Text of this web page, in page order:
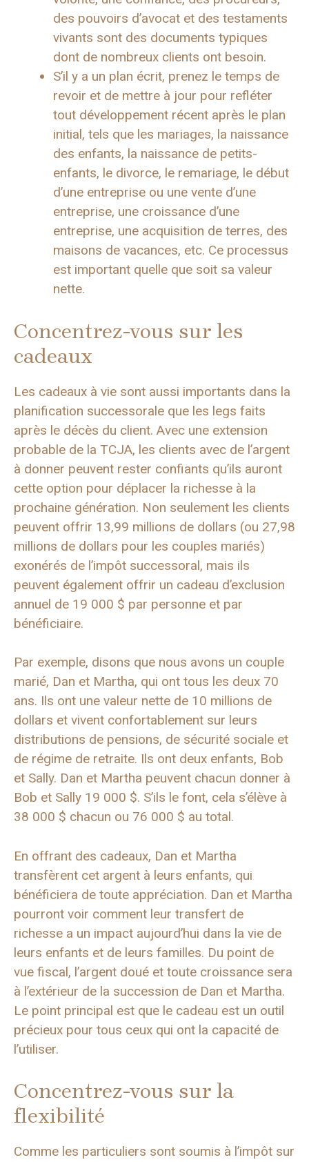
des pouvoirs d’avocat et des testaments
vivants sont des documents typiques
dont de nombreux clients ont besoin.
S’il y a un plan écrit, prenez le temps de
revoir et de mettre à jour pour refléter
tout développement récent après le plan
initial, tels que les mariages, la naissance
des enfants, la naissance de petits-
enfants, le divorce, le remariage, le début
d’une entreprise ou une vente d’une
entreprise, une croissance d’une
entreprise, une acquisition de terres, des
maisons de vacances, etc. Ce processus
est important quelle que soit sa valeur
nette.
Concentrez-vous sur les
cadeaux
Les cadeaux à vie sont aussi importants dans la
planification successorale que les legs faits
après le décès du client. Avec une extension
probable de la TCJA, les clients avec de l’argent
à donner peuvent rester confiants qu’ils auront
cette option pour déplacer la richesse à la
prochaine génération. Non seulement les clients
peuvent offrir 13,99 millions de dollars (ou 27,98
millions de dollars pour les couples mariés)
exonérés de l’impôt successoral, mais ils
peuvent également offrir un cadeau d’exclusion
annuel de 19 000 $ par personne et par
bénéficiaire.
Par exemple, disons que nous avons un couple
marié, Dan et Martha, qui ont tous les deux 70
ans. Ils ont une valeur nette de 10 millions de
dollars et vivent confortablement sur leurs
distributions de pensions, de sécurité sociale et
de régime de retraite. Ils ont deux enfants, Bob
et Sally. Dan et Martha peuvent chacun donner à
Bob et Sally 19 000 $. S’ils le font, cela s’élève à
38 000 $ chacun ou 76 000 $ au total.
En offrant des cadeaux, Dan et Martha
transfèrent cet argent à leurs enfants, qui
bénéficiera de toute appréciation. Dan et Martha
pourront voir comment leur transfert de
richesse a un impact aujourd’hui dans la vie de
leurs enfants et de leurs familles. Du point de
vue fiscal, l’argent doué et toute croissance sera
à l’extérieur de la succession de Dan et Martha.
Le point principal est que le cadeau est un outil
précieux pour tous ceux qui ont la capacité de
l’utiliser.
Concentrez-vous sur la
flexibilité
Comme les particuliers sont soumis à l’impôt sur